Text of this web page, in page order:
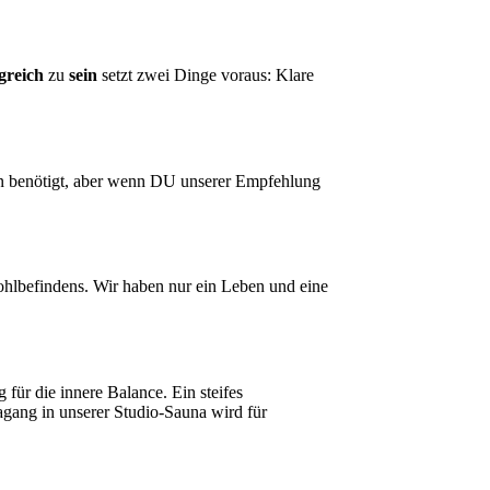
zuseinsetzt zwei Dinge voraus: Klare
benötigt, aber wenn DU unserer Empfehlung
Wir haben nur ein Leben und eine
für die innere Balance. Ein steifes
in unserer Studio-Sauna wird für